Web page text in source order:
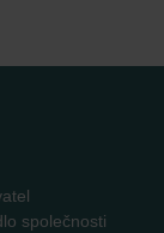
společnosti